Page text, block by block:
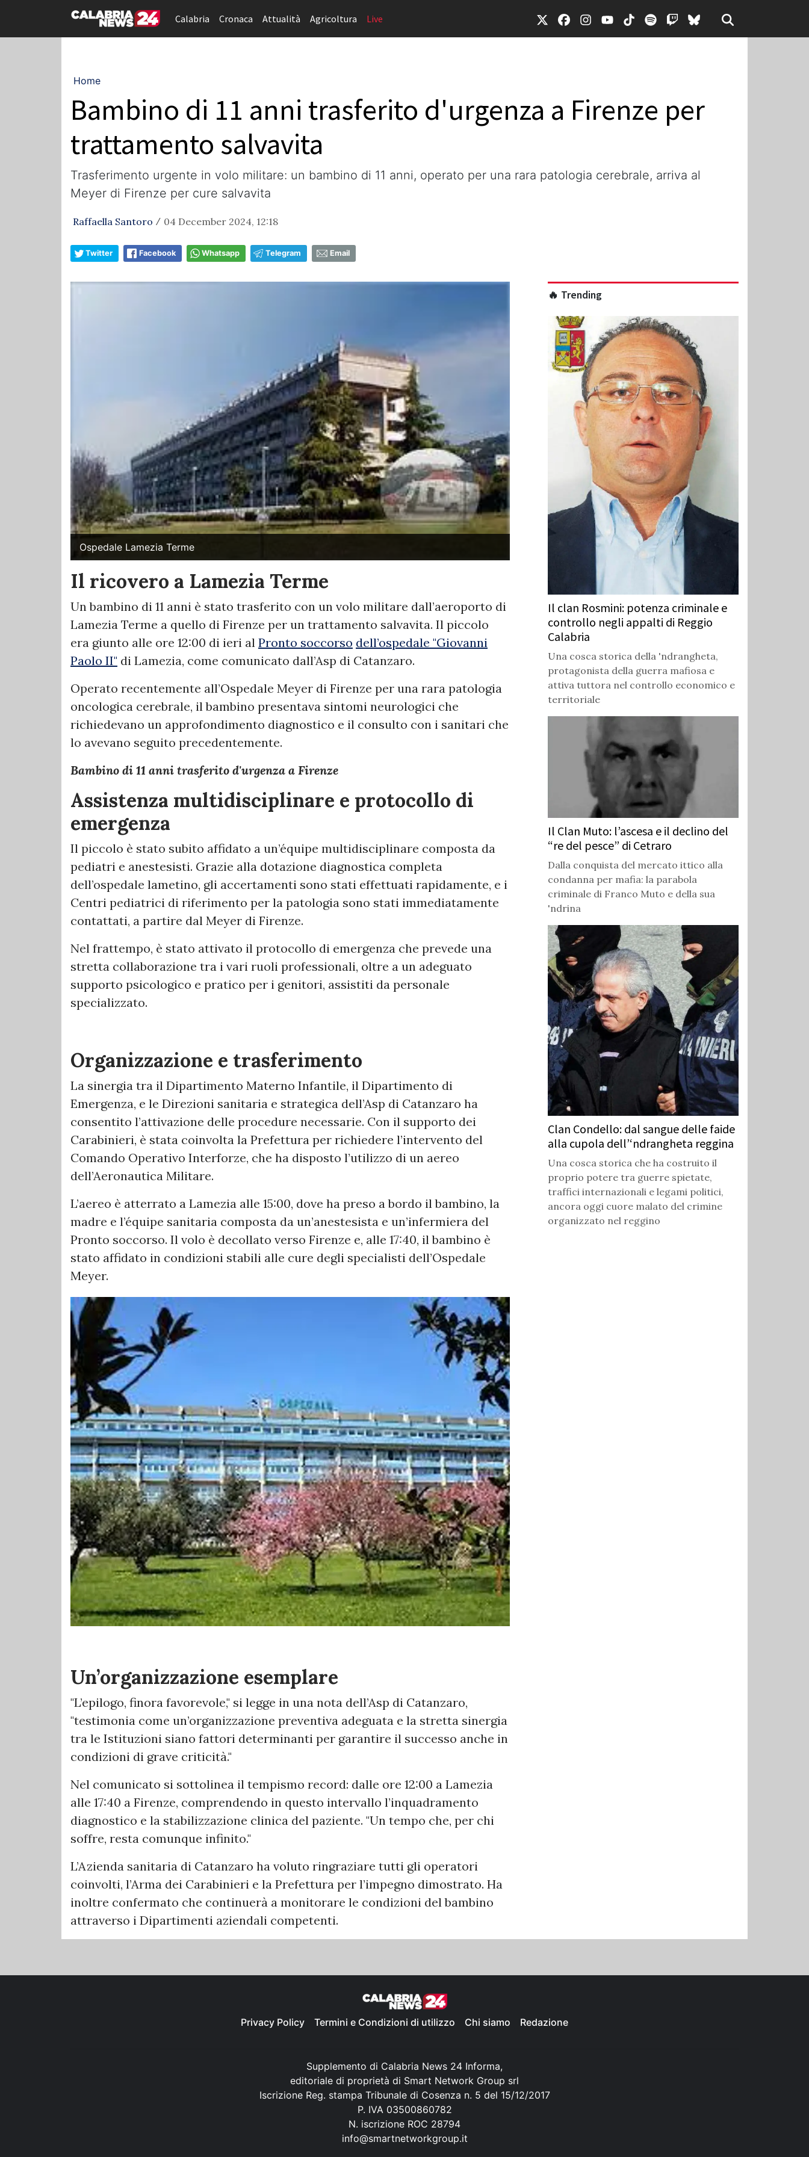
Calabria Cronaca Attualità Agricoltura Live
Home
Bambino di 11 anni trasferito d'urgenza a Firenze per
trattamento salvavita
Trasferimento urgente in volo militare: un bambino di 11 anni, operato per una rara patologia cerebrale, arriva al
Meyer di Firenze per cure salvavita
Raffaella Santoro / 04 December 2024, 12:18
Twitter Facebook Whatsapp Telegram Email
Ospedale Lamezia Terme
Il ricovero a Lamezia Terme
Un bambino di 11 anni è stato trasferito con un volo militare dall’aeroporto di
Lamezia Terme a quello di Firenze per un trattamento salvavita. Il piccolo
era giunto alle ore 12:00 di ieri al Pronto soccorso dell’ospedale "Giovanni
Paolo II" di Lamezia, come comunicato dall’Asp di Catanzaro.
Operato recentemente all’Ospedale Meyer di Firenze per una rara patologia
oncologica cerebrale, il bambino presentava sintomi neurologici che
richiedevano un approfondimento diagnostico e il consulto con i sanitari che
lo avevano seguito precedentemente.
Bambino di 11 anni trasferito d'urgenza a Firenze
Assistenza multidisciplinare e protocollo di
emergenza
Il piccolo è stato subito affidato a un’équipe multidisciplinare composta da
pediatri e anestesisti. Grazie alla dotazione diagnostica completa
dell’ospedale lametino, gli accertamenti sono stati effettuati rapidamente, e i
Centri pediatrici di riferimento per la patologia sono stati immediatamente
contattati, a partire dal Meyer di Firenze.
Nel frattempo, è stato attivato il protocollo di emergenza che prevede una
stretta collaborazione tra i vari ruoli professionali, oltre a un adeguato
supporto psicologico e pratico per i genitori, assistiti da personale
specializzato.
Organizzazione e trasferimento
La sinergia tra il Dipartimento Materno Infantile, il Dipartimento di
Emergenza, e le Direzioni sanitaria e strategica dell’Asp di Catanzaro ha
consentito l’attivazione delle procedure necessarie. Con il supporto dei
Carabinieri, è stata coinvolta la Prefettura per richiedere l’intervento del
Comando Operativo Interforze, che ha disposto l’utilizzo di un aereo
dell’Aeronautica Militare.
L’aereo è atterrato a Lamezia alle 15:00, dove ha preso a bordo il bambino, la
madre e l’équipe sanitaria composta da un’anestesista e un’infermiera del
Pronto soccorso. Il volo è decollato verso Firenze e, alle 17:40, il bambino è
stato affidato in condizioni stabili alle cure degli specialisti dell’Ospedale
Meyer.
Un’organizzazione esemplare
"L’epilogo, finora favorevole," si legge in una nota dell’Asp di Catanzaro,
"testimonia come un’organizzazione preventiva adeguata e la stretta sinergia
tra le Istituzioni siano fattori determinanti per garantire il successo anche in
condizioni di grave criticità."
Nel comunicato si sottolinea il tempismo record: dalle ore 12:00 a Lamezia
alle 17:40 a Firenze, comprendendo in questo intervallo l’inquadramento
diagnostico e la stabilizzazione clinica del paziente. "Un tempo che, per chi
soffre, resta comunque infinito."
L’Azienda sanitaria di Catanzaro ha voluto ringraziare tutti gli operatori
coinvolti, l’Arma dei Carabinieri e la Prefettura per l’impegno dimostrato. Ha
inoltre confermato che continuerà a monitorare le condizioni del bambino
attraverso i Dipartimenti aziendali competenti.
🔥 Trending
Il clan Rosmini: potenza criminale e
controllo negli appalti di Reggio
Calabria
Una cosca storica della 'ndrangheta,
protagonista della guerra mafiosa e
attiva tuttora nel controllo economico e
territoriale
Il Clan Muto: l’ascesa e il declino del
“re del pesce” di Cetraro
Dalla conquista del mercato ittico alla
condanna per mafia: la parabola
criminale di Franco Muto e della sua
'ndrina
Clan Condello: dal sangue delle faide
alla cupola dell’‘ndrangheta reggina
Una cosca storica che ha costruito il
proprio potere tra guerre spietate,
traffici internazionali e legami politici,
ancora oggi cuore malato del crimine
organizzato nel reggino
Privacy Policy Termini e Condizioni di utilizzo Chi siamo Redazione
Supplemento di Calabria News 24 Informa,
editoriale di proprietà di Smart Network Group srl
Iscrizione Reg. stampa Tribunale di Cosenza n. 5 del 15/12/2017
P. IVA 03500860782
N. iscrizione ROC 28794
info@smartnetworkgroup.it